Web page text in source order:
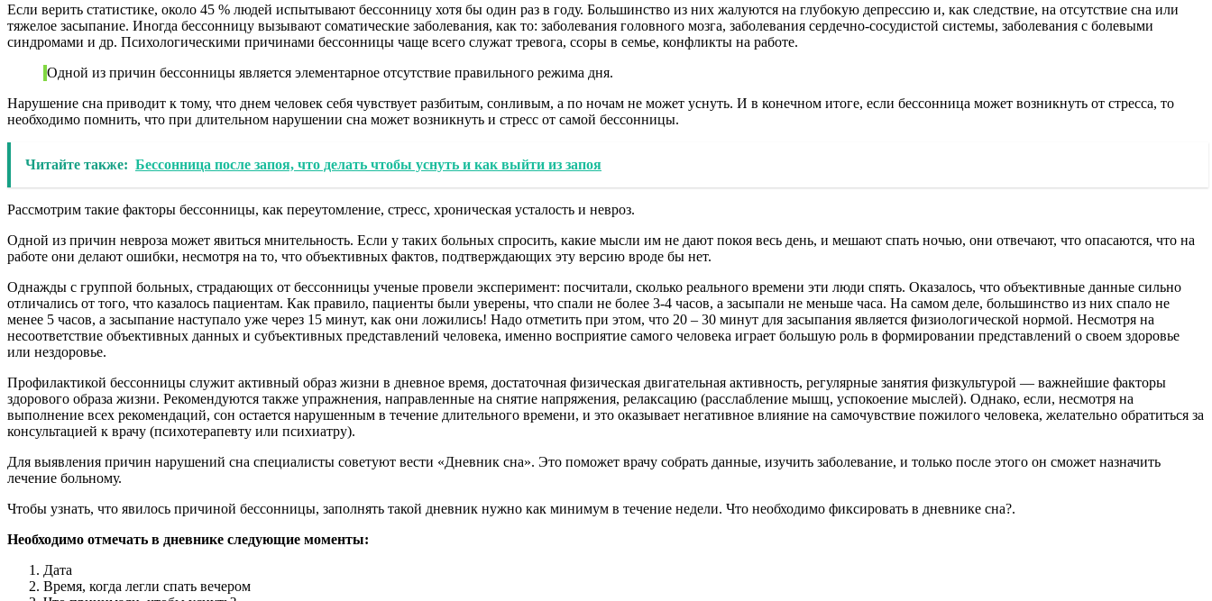
Если верить статистике, около 45 % людей испытывают бессонницу хотя бы один раз в году. Большинство из них жалуются на глубокую депрессию и, как следствие, на отсутствие сна или
тяжелое засыпание. Иногда бессонницу вызывают соматические заболевания, как то: заболевания головного мозга, заболевания сердечно-сосудистой системы, заболевания с болевыми
синдромами и др. Психологическими причинами бессонницы чаще всего служат тревога, ссоры в семье, конфликты на работе.
Одной из причин бессонницы является элементарное отсутствие правильного режима дня.
Нарушение сна приводит к тому, что днем человек себя чувствует разбитым, сонливым, а по ночам не может уснуть. И в конечном итоге, если бессонница может возникнуть от стресса, то
необходимо помнить, что при длительном нарушении сна может возникнуть и стресс от самой бессонницы.
Читайте также: Бессонница после запоя, что делать чтобы уснуть и как выйти из запоя
Рассмотрим такие факторы бессонницы, как переутомление, стресс, хроническая усталость и невроз.
Одной из причин невроза может явиться мнительность. Если у таких больных спросить, какие мысли им не дают покоя весь день, и мешают спать ночью, они отвечают, что опасаются, что на
работе они делают ошибки, несмотря на то, что объективных фактов, подтверждающих эту версию вроде бы нет.
Однажды с группой больных, страдающих от бессонницы ученые провели эксперимент: посчитали, сколько реального времени эти люди спять. Оказалось, что объективные данные сильно
отличались от того, что казалось пациентам. Как правило, пациенты были уверены, что спали не более 3-4 часов, а засыпали не меньше часа. На самом деле, большинство из них спало не
менее 5 часов, а засыпание наступало уже через 15 минут, как они ложились! Надо отметить при этом, что 20 – 30 минут для засыпания является физиологической нормой. Несмотря на
несоответствие объективных данных и субъективных представлений человека, именно восприятие самого человека играет большую роль в формировании представлений о своем здоровье
или нездоровье.
Профилактикой бессонницы служит активный образ жизни в дневное время, достаточная физическая двигательная активность, регулярные занятия физкультурой — важнейшие факторы
здорового образа жизни. Рекомендуются также упражнения, направленные на снятие напряжения, релаксацию (расслабление мышц, успокоение мыслей). Однако, если, несмотря на
выполнение всех рекомендаций, сон остается нарушенным в течение длительного времени, и это оказывает негативное влияние на самочувствие пожилого человека, желательно обратиться за
консультацией к врачу (психотерапевту или психиатру).
Для выявления причин нарушений сна специалисты советуют вести «Дневник сна». Это поможет врачу собрать данные, изучить заболевание, и только после этого он сможет назначить
лечение больному.
Чтобы узнать, что явилось причиной бессонницы, заполнять такой дневник нужно как минимум в течение недели. Что необходимо фиксировать в дневнике сна?.
Необходимо отмечать в дневнике следующие моменты:
Дата
Время, когда легли спать вечером